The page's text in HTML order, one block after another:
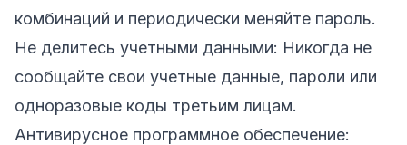
комбинаций и периодически меняйте пароль.
Не делитесь учетными данными: Никогда не
сообщайте свои учетные данные, пароли или
одноразовые коды третьим лицам.
Антивирусное программное обеспечение: